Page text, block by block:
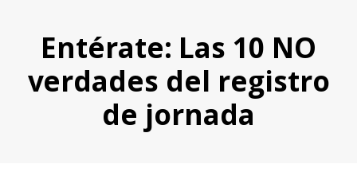
Entérate: Las 10 NO
verdades del registro
de jornada